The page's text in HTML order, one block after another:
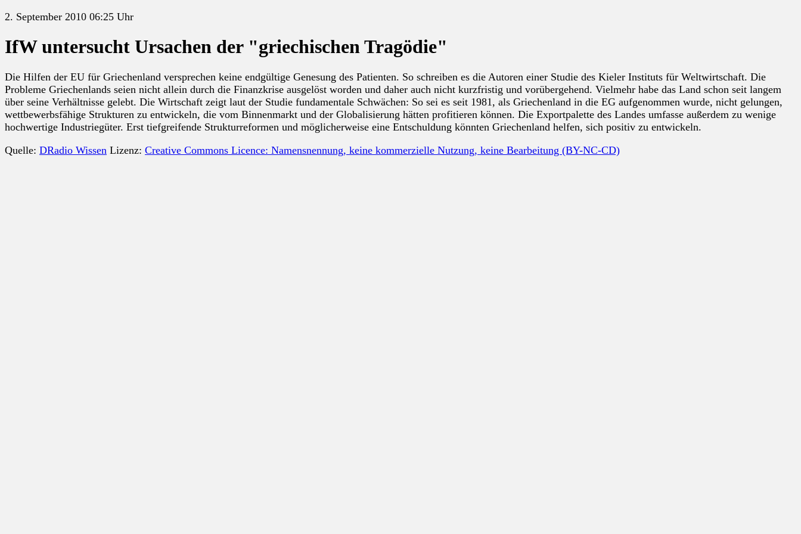
2. September 2010 06:25 Uhr
IfW untersucht Ursachen der "griechischen Tragödie"
Die Hilfen der EU für Griechenland versprechen keine endgültige Genesung des Patienten. So schreiben es die Autoren einer Studie des Kieler Instituts für Weltwirtschaft. Die
Probleme Griechenlands seien nicht allein durch die Finanzkrise ausgelöst worden und daher auch nicht kurzfristig und vorübergehend. Vielmehr habe das Land schon seit langem
über seine Verhältnisse gelebt. Die Wirtschaft zeigt laut der Studie fundamentale Schwächen: So sei es seit 1981, als Griechenland in die EG aufgenommen wurde, nicht gelungen,
wettbewerbsfähige Strukturen zu entwickeln, die vom Binnenmarkt und der Globalisierung hätten profitieren können. Die Exportpalette des Landes umfasse außerdem zu wenige
hochwertige Industriegüter. Erst tiefgreifende Strukturreformen und möglicherweise eine Entschuldung könnten Griechenland helfen, sich positiv zu entwickeln.
Quelle: DRadio Wissen Lizenz: Creative Commons Licence: Namensnennung, keine kommerzielle Nutzung, keine Bearbeitung (BY-NC-CD)